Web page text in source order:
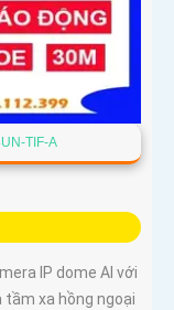
TIF-A
IP dome AI với
tầm xa hồng ngoại